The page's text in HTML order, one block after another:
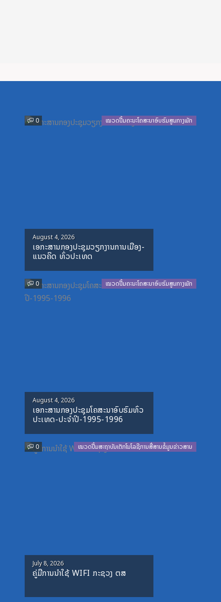
0 ໝວດປື້ມຄະນະໂຄສະນາອົບຮົມສູນກາງພັກ
Posted
on
August 4, 2026
ເອກະສານກອງປະຊຸມວຽກງານການເມືອງ-
ແນວຄິດ ທົ່ວປະເທດ
0 ໝວດປື້ມຄະນະໂຄສະນາອົບຮົມສູນກາງພັກ
Posted
on
August 4, 2026
ເອກະສານກອງປະຊຸມໂຄສະນາອົບຮົມທົ່ວ
ປະເທດ-ປະຈໍາປີ-1995-1996
0 ໝວດປື້ມສະຖາບັນເຕັກໂນໂລຊີການສື່ສານຂໍ້ມູນຂ່າວສານ
Posted
on
July 8, 2026
ຄູ່ມືການນຳໃຊ້ WIFI ກະຊວງ ຕສ
Previous
Next